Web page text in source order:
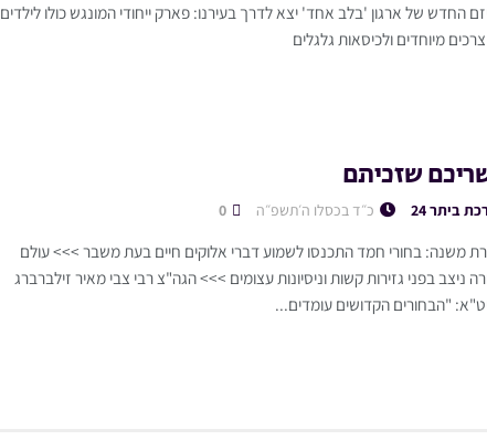
החדש של ארגון 'בלב אחד' יצא לדרך בעירנו: פארק ייחודי המונגש כולו לילדים
מיוחדים ולכיסאות גלגלים
שזכיתם
ביתר 24 כ״ד בכסלו ה׳תשפ״ה
משנה: בחורי חמד התכנסו לשמוע דברי אלוקים חיים בעת משבר >>> עולם
ניצב בפני גזירות קשות וניסיונות עצומים >>> הגה"צ רבי צבי מאיר זילברברג
"הבחורים הקדושים עומדים...